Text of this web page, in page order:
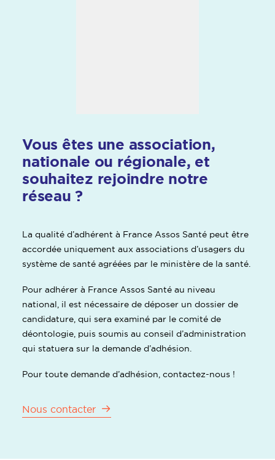
Vous êtes une association,
nationale ou régionale, et
souhaitez rejoindre notre
réseau ?
La qualité d’adhérent à France Assos Santé peut être
accordée uniquement aux associations d’usagers du
système de santé agréées par le ministère de la santé.
Pour adhérer à France Assos Santé au niveau
national, il est nécessaire de déposer un dossier de
candidature, qui sera examiné par le comité de
déontologie, puis soumis au conseil d’administration
qui statuera sur la demande d’adhésion.
Pour toute demande d’adhésion, contactez-nous !
Nous contacter